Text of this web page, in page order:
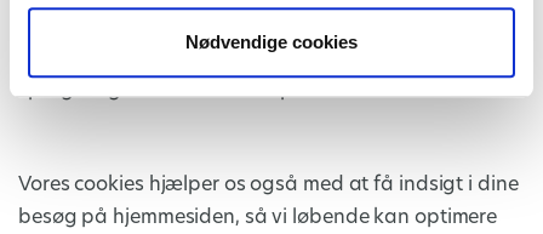
Nødvendige cookies
du tidligere har besøgt hjemmesiden samt hvilket
Vores cookies hjælper os også med at få indsigt i dine
besøg på hjemmesiden, så vi løbende kan optimere